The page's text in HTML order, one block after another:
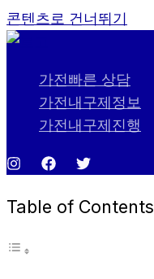
콘텐츠로 건너뛰기
가전빠른 상담
가전내구제정보
가전내구제진행
Table of Contents